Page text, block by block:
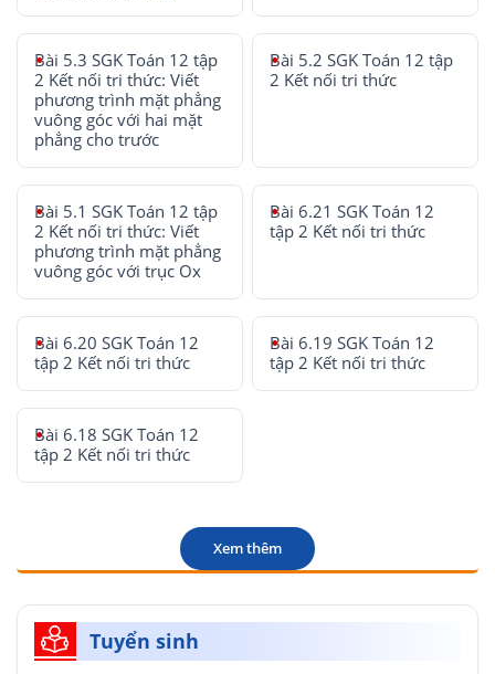
Bài 5.3 SGK Toán 12 tập
2 Kết nối tri thức: Viết
phương trình mặt phẳng
vuông góc với hai mặt
phẳng cho trước
Bài 5.2 SGK Toán 12 tập
2 Kết nối tri thức
Bài 5.1 SGK Toán 12 tập
2 Kết nối tri thức: Viết
phương trình mặt phẳng
vuông góc với trục Ox
Bài 6.21 SGK Toán 12
tập 2 Kết nối tri thức
Bài 6.20 SGK Toán 12
tập 2 Kết nối tri thức
Bài 6.19 SGK Toán 12
tập 2 Kết nối tri thức
Bài 6.18 SGK Toán 12
tập 2 Kết nối tri thức
Xem thêm
Tuyển sinh